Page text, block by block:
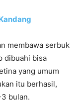
membawa serbuk
dibuahi bisa
yang umum
itu berhasil,
bulan.